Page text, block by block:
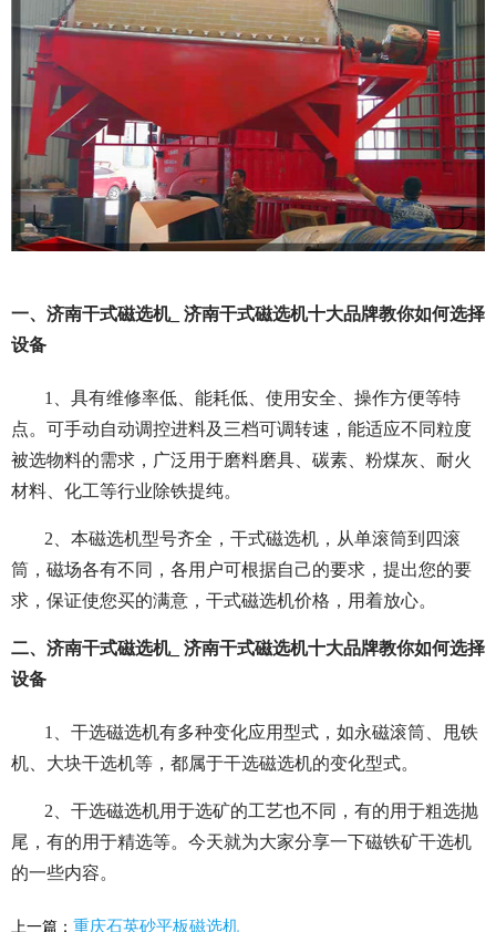
一、济南干式磁选机_ 济南干式磁选机十大品牌教你如何选择
设备
1、具有维修率低、能耗低、使用安全、操作方便等特
点。可手动自动调控进料及三档可调转速，能适应不同粒度
被选物料的需求，广泛用于磨料磨具、碳素、粉煤灰、耐火
材料、化工等行业除铁提纯。
2、本磁选机型号齐全，干式磁选机，从单滚筒到四滚
筒，磁场各有不同，各用户可根据自己的要求，提出您的要
求，保证使您买的满意，干式磁选机价格，用着放心。
二、济南干式磁选机_ 济南干式磁选机十大品牌教你如何选择
设备
1、干选磁选机有多种变化应用型式，如永磁滚筒、甩铁
机、大块干选机等，都属于干选磁选机的变化型式。
2、干选磁选机用于选矿的工艺也不同，有的用于粗选抛
尾，有的用于精选等。今天就为大家分享一下磁铁矿干选机
的一些内容。
上一篇： 重庆石英砂平板磁选机